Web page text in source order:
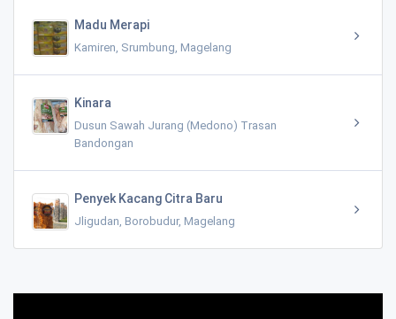
Madu Merapi
Kamiren, Srumbung, Magelang
Kinara
Dusun Sawah Jurang (Medono) Trasan
Bandongan
Penyek Kacang Citra Baru
Jligudan, Borobudur, Magelang